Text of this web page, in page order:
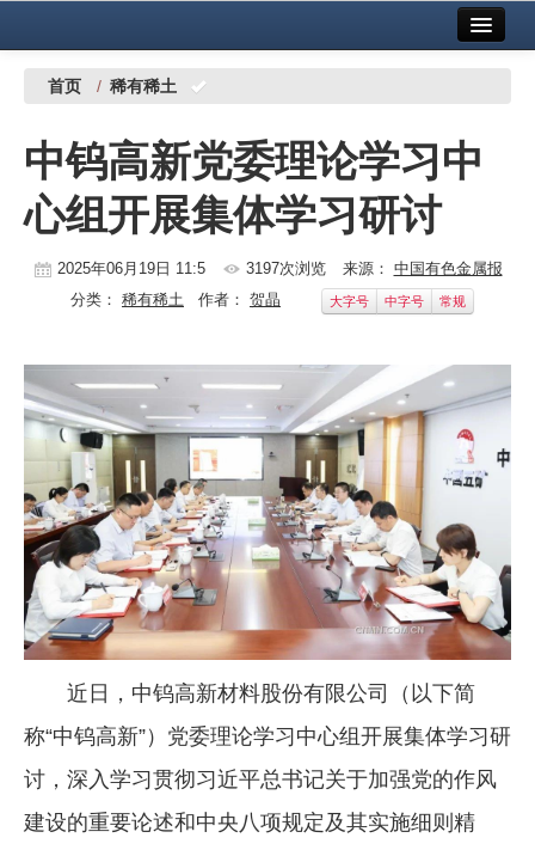
中国有色金属报社主办 广告服务
铜镍铅锌
稀有稀土
科技
镁钛
地矿 建设
党建工作
企业文化
《资源再生》杂志
首页 / 稀有稀土
中钨高新党委理论学习中
心组开展集体学习研讨
2025年06月19日 11:5 3197次浏览 来源： 中国有色金属报
分类： 稀有稀土 作者： 贺晶 大字号 中字号 常规
近日，中钨高新材料股份有限公司（以下简
称“中钨高新”）党委理论学习中心组开展集体学习研
讨，深入学习贯彻习近平总书记关于加强党的作风
建设的重要论述和中央八项规定及其实施细则精